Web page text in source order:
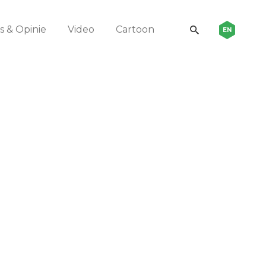
& Opinie Video Cartoon EN